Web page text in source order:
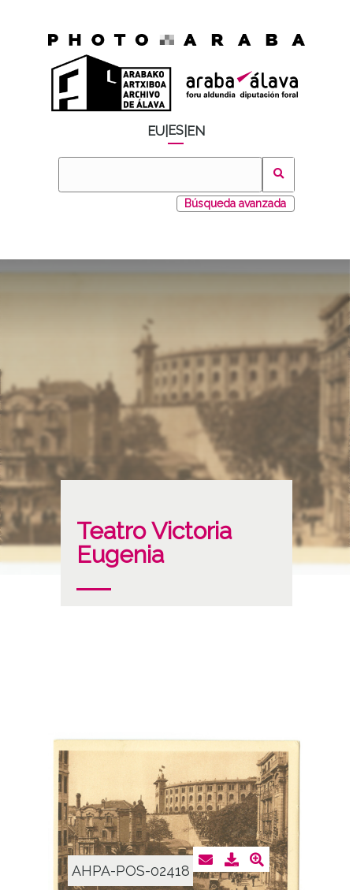
EU ES EN
Búsqueda avanzada
Teatro Victoria
Eugenia
AHPA-POS-02418